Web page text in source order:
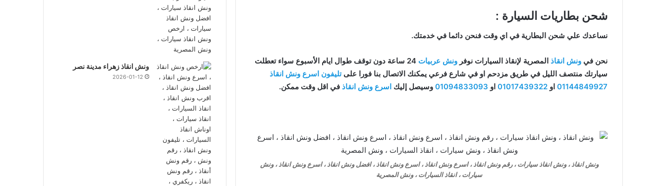
شحن بطاريات السيارة :
نساعدك علي شحن البطارية في اي وقت فنحن دائما في خدمتك.
نحن في ونش انقاذ المصرية لإنقاذ السيارات نوفر ونش عربيات
24 ساعة دون توقف طوال ايام الأسبوع سواء تعطلت
سيارتك منتصف الليل في طريق مزدحم او في شارع فرعي يمكنك الاتصال بنا فورا علىتليفون اسرع ونش انقاذ
01144849927 او 01017439322 او 01094833093 وسيصل إليك اسرع ونش انقاذ في اقل وقت ممكن.
ونش انقاذ ، ونش انقاذ سيارات ، رقم ونش انقاذ ، اسرع ونش انقاذ ، اسرع ونش انقاذ ، افضل ونش انقاذ ، اسرع ونش انقاذ ، ونش
سيارات ، انقاذ السيارات ، ونش المصرية
ونش انقاذ زهراء مدينة نصر
2026-01-12